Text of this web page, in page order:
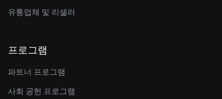
유통업체 및 리셀러
프로그램
파트너 프로그램
사회 공헌 프로그램